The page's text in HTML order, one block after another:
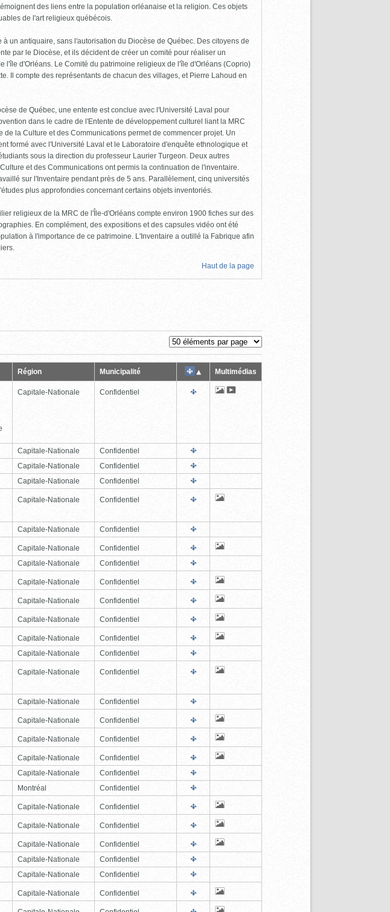
des liens entre la population orléanaise et la religion. Ces objets
de l'art religieux québécois.
à un antiquaire, sans l'autorisation du Diocèse de Québec. Des citoyens de
par le Diocèse, et ils décident de créer un comité pour réaliser un
l'île d'Orléans. Le Comité du patrimoine religieux de l'île d'Orléans (Coprio)
Il compte des représentants de chacun des villages, et Pierre Lahoud en
de Québec, une entente est conclue avec l'Université Laval pour
dans le cadre de l'Entente de développement culturel liant la MRC
de la Culture et des Communications permet de commencer projet. Un
formé avec l'Université Laval et le Laboratoire d'enquête ethnologique et
sous la direction du professeur Laurier Turgeon. Deux autres
et des Communications ont permis la continuation de l'inventaire.
sur l'Inventaire pendant près de 5 ans. Parallèlement, cinq universités
plus approfondies concernant certains objets inventoriés.
religieux de la MRC de l'Île-d'Orléans compte environ 1900 fiches sur des
En complément, des expositions et des capsules vidéo ont été
à l'importance de ce patrimoine. L'Inventaire a outillé la Fabrique afin
Haut de la page
Région Municipalité Multimédias
Capitale-Nationale Confidentiel
Capitale-Nationale
Confidentiel
Capitale-Nationale
Confidentiel
Capitale-Nationale Confidentiel
Capitale-Nationale Confidentiel
Capitale-Nationale Confidentiel
Capitale-Nationale
Confidentiel
Capitale-Nationale Confidentiel
Capitale-Nationale Confidentiel
Capitale-Nationale Confidentiel
Capitale-Nationale Confidentiel
Capitale-Nationale
Confidentiel
Capitale-Nationale Confidentiel
Capitale-Nationale Confidentiel
Capitale-Nationale Confidentiel
Capitale-Nationale Confidentiel
Capitale-Nationale Confidentiel
Capitale-Nationale
Confidentiel
Capitale-Nationale
Confidentiel
Montréal Confidentiel
Capitale-Nationale Confidentiel
Capitale-Nationale Confidentiel
Capitale-Nationale
Confidentiel
Capitale-Nationale
Confidentiel
Capitale-Nationale Confidentiel
Capitale-Nationale Confidentiel